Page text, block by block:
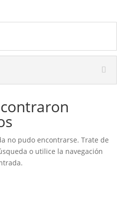
no pudo encontrarse. Trate de
o utilice la navegación